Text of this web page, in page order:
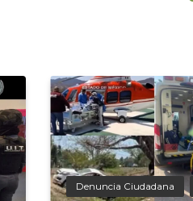
Denuncia Ciudadana